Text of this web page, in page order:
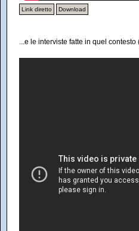
Link diretto Download
...e le interviste fatte in quel